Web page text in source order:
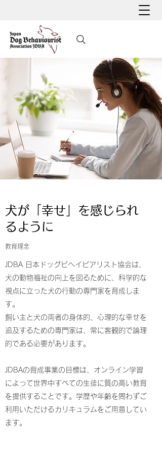
犬が「幸せ」を感じられ
るように
教育理念
JDBA 日本ドッグビヘイビアリスト協会は、
犬の動物福祉の向上を図るために、科学的な
視点に立った犬の行動の専門家を育成しま
す。
飼い主と犬の両者の身体的、心理的な幸せを
追及するための専門家は、常に客観的で論理
的である必要があります。
JDBAの育成事業の目標は、オンライン学習
によって世界中すべての生徒に質の高い教育
を提供することです。学歴や年齢を問わずご
利用いただけるカリキュラムをご用意してい
ます。